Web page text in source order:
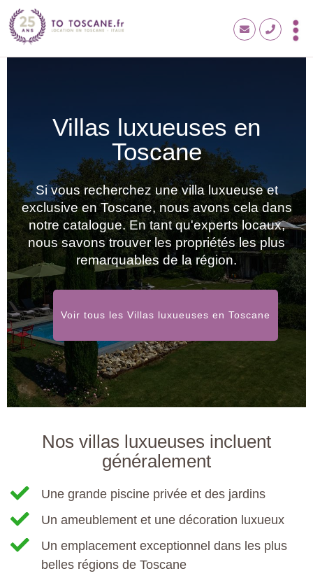
Villas luxueuses en
Toscane
Si vous recherchez une villa luxueuse et
exclusive en Toscane, nous avons cela dans
notre catalogue. En tant qu'experts locaux,
nous savons trouver les propriétés les plus
remarquables de la région.
Voir tous les Villas luxueuses en Toscane
Nos villas luxueuses incluent
généralement
Une grande piscine privée et des jardins
Un ameublement et une décoration luxueux
Un emplacement exceptionnel dans les plus
belles régions de Toscane